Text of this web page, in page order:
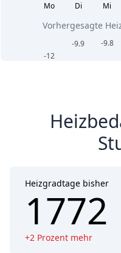
Mo
-12
Di
-9.9
Mi
-9.8
Vorhergesagte
Heizgradtage bisher
1772
+2 Prozent mehr